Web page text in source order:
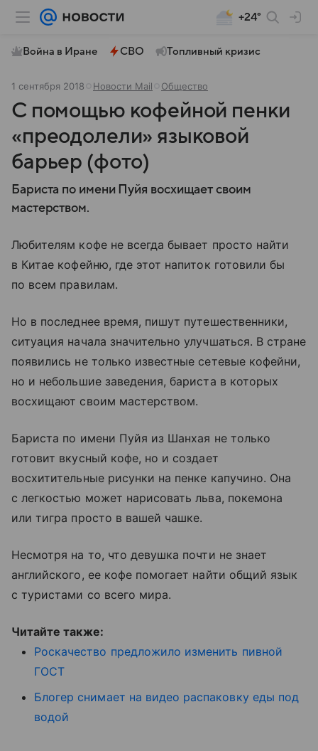
+24°
Война в Иране СВО Топливный кризис
1 сентября 2018 Новости Mail Общество
С помощью кофейной пенки
«преодолели» языковой
барьер (фото)
Бариста по имени Пуйя восхищает своим
мастерством.
Любителям кофе не всегда бывает просто найти
в Китае кофейню, где этот напиток готовили бы
по всем правилам.
Но в последнее время, пишут путешественники,
ситуация начала значительно улучшаться. В стране
появились не только известные сетевые кофейни,
но и небольшие заведения, бариста в которых
восхищают своим мастерством.
Бариста по имени Пуйя из Шанхая не только
готовит вкусный кофе, но и создает
восхитительные рисунки на пенке капучино. Она
с легкостью может нарисовать льва, покемона
или тигра просто в вашей чашке.
Несмотря на то, что девушка почти не знает
английского, ее кофе помогает найти общий язык
с туристами со всего мира.
Читайте также:
Роскачество предложило изменить пивной
ГОСТ
Блогер снимает на видео распаковку еды под
водой